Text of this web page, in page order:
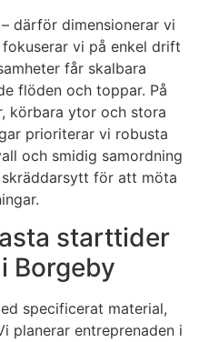
därför dimensionerar vi
vi på enkel drift
får skalbara
flöden och toppar. På
körbara ytor och stora
prioriterar vi robusta
och smidig samordning
för att möta
starttider
Borgeby
specificerat material,
planerar entreprenaden i